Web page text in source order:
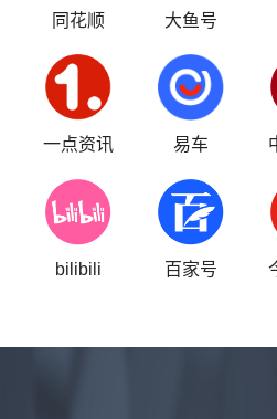
同花顺 大鱼号
一点资讯 易车
bilibili 百家号